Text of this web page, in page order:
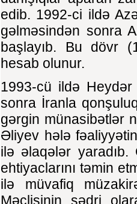
edib. 1992-ci ildə
gəlməsindən sonra
başlayıb. Bu dövr
hesab olunur.
1993-cü ildə
sonra İranla
gərgin münasibətlər
Əliyev hələ
ilə əlaqələr yaradıb.
ehtiyaclarını təmin
ilə müvafiq
Məclisinin sədri